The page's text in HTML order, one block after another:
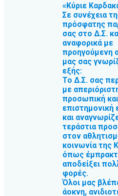
«Κύριε
Σε συνέχεια
πρόσφατης
σας στο Δ.Σ.
αναφορικά με
προηγούμενη
μας σας
εξής:
Το Δ.Σ. σας
με
προσωπική και
επιστημονική
και
τεράστια
στον
κοινωνία της
όπως
αποδείξει
φορές.
Όλοι μας
άοκνη,